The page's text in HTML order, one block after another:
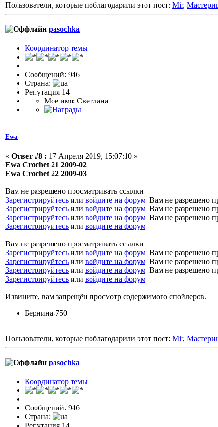
Пользователи, которые поблагодарили этот пост: Mir,
pasochka
Координатор темы
Сообщений: 946
Страна:
Репутация 14
Мое имя: Светлана
Ewa
« Ответ #8 : 17 Апреля 2019, 15:07:10 »
Ewa Crochet 21 2009-02
Ewa Crochet 22 2009-03
Вам не разрешено просматривать ссылки
Зарегистрируйтесь или войдите на форум Вам не разрешено
Зарегистрируйтесь или войдите на форум Вам не разрешено
Зарегистрируйтесь или войдите на форум Вам не разрешено
Зарегистрируйтесь или войдите на форум
Вам не разрешено просматривать ссылки
Зарегистрируйтесь или войдите на форум Вам не разрешено
Зарегистрируйтесь или войдите на форум Вам не разрешено
Зарегистрируйтесь или войдите на форум Вам не разрешено
Зарегистрируйтесь или войдите на форум
Извините, вам запрещён просмотр содержимого спойлеров.
Бернина-750
Пользователи, которые поблагодарили этот пост: Mir,
pasochka
Координатор темы
Сообщений: 946
Страна: